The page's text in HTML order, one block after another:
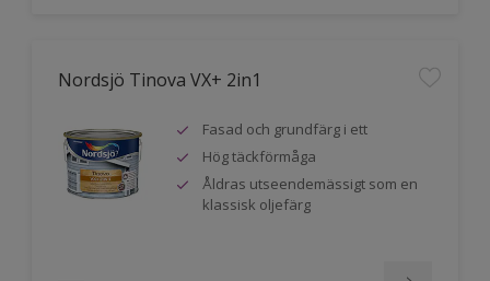
Nordsjö Tinova VX+ 2in1
Fasad och grundfärg i ett
Hög täckförmåga
Åldras utseendemässigt som en
klassisk oljefärg